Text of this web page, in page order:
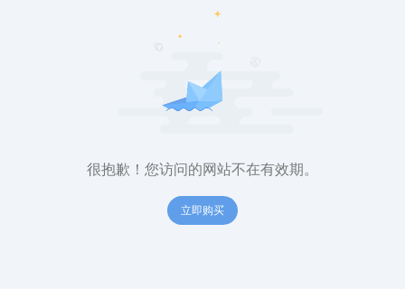
很抱歉！您访问的网站不在有效期。
立即购买